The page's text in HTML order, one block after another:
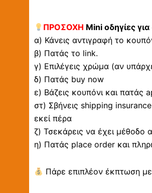
ΠΡΟΣΟΧΗ Mini οδηγίες
α) Κάνεις αντιγραφή το
β) Πατάς το link.
γ) Επιλέγεις χρώμα (αν
δ) Πατάς buy now
ε) Βάζεις κουπόνι και πατάς
στ) Σβήνεις shipping
εκεί πέρα
ζ) Τσεκάρεις να έχει μέθοδο
η) Πατάς place order και
Πάρε επιπλέον έκπτωση